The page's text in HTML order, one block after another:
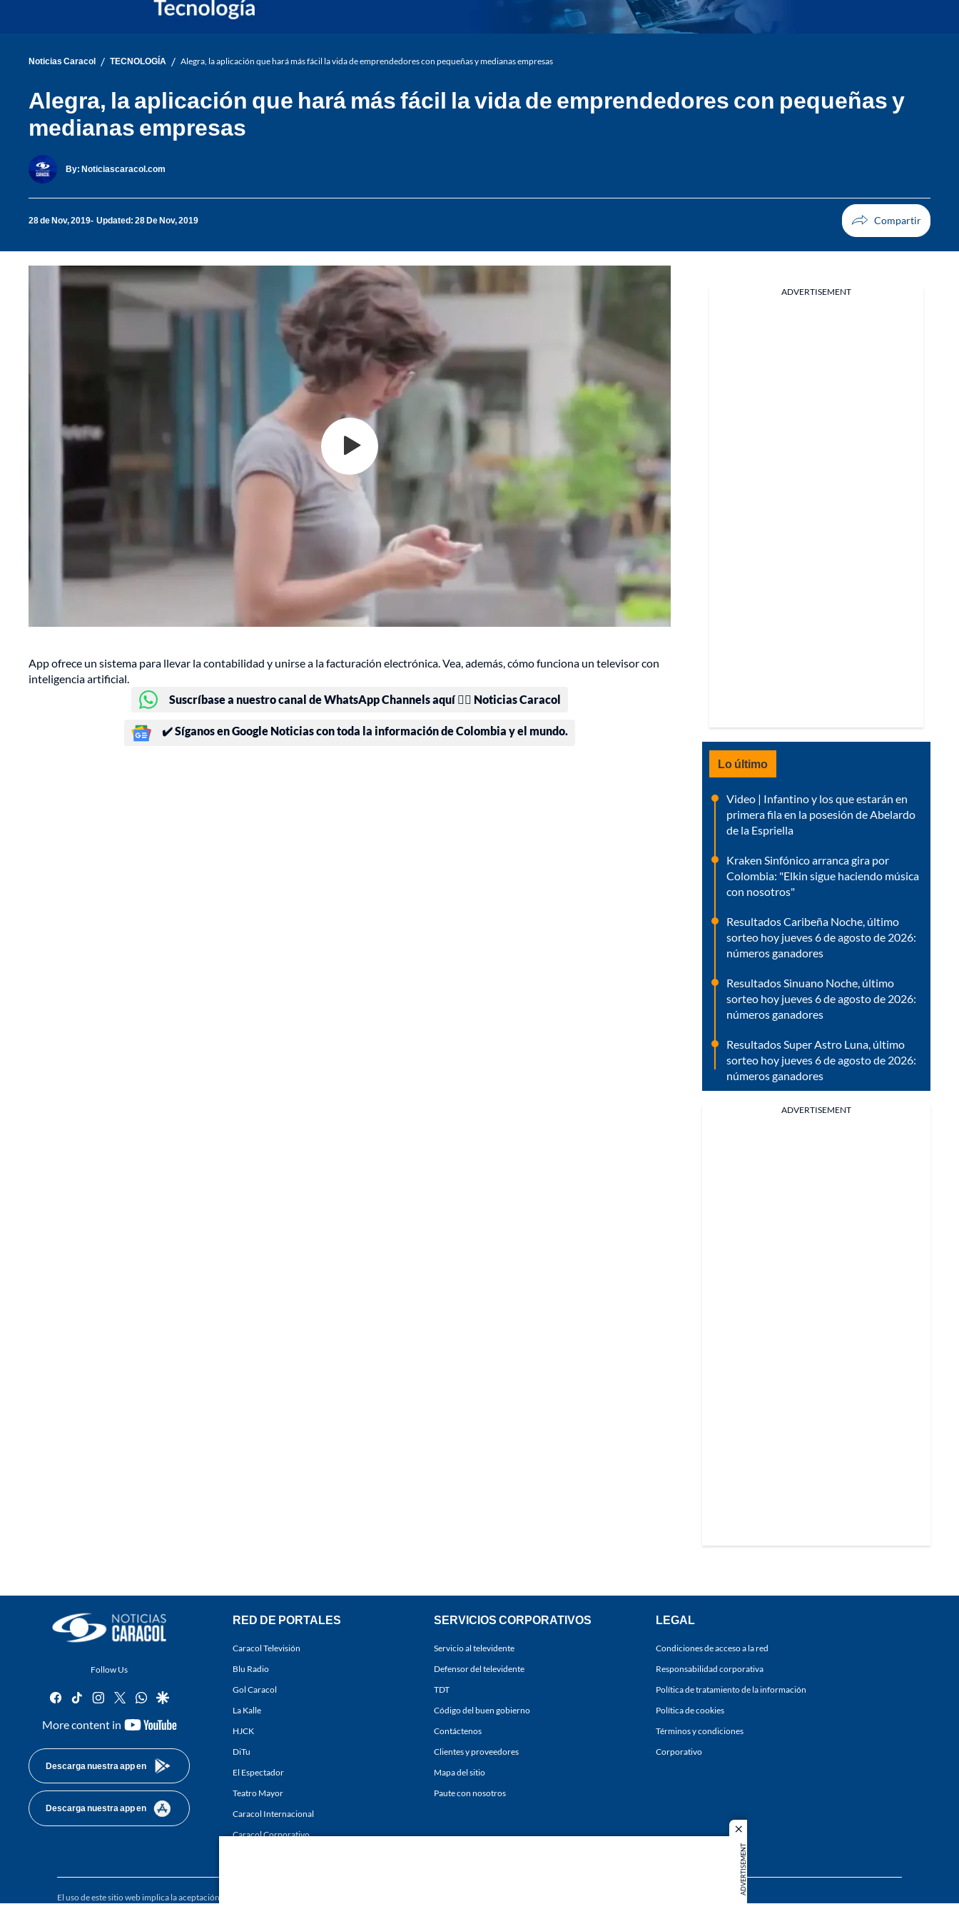
close
ADVERTISEMENT
Noticias Caracol / TECNOLOGÍA / Alegra, la aplicación que hará más fácil la vida de emprendedores con pequeñas y medianas empresas
Alegra, la aplicación que hará más fácil la vida de emprendedores con pequeñas y
medianas empresas
By: Noticiascaracol.com
28 de Nov, 2019 Updated: 28 De Nov, 2019
App ofrece un sistema para llevar la contabilidad y unirse a la facturación electrónica. Vea, además, cómo funciona un televisor con
inteligencia artificial.
Suscríbase a nuestro canal de WhatsApp Channels aquí 👉🏻 Noticias Caracol
✔️ Síganos en Google Noticias con toda la información de Colombia y el mundo.
ADVERTISEMENT
Lo último
Video | Infantino y los que estarán en
primera fila en la posesión de Abelardo
de la Espriella
Kraken Sinfónico arranca gira por
Colombia: "Elkin sigue haciendo música
con nosotros"
Resultados Caribeña Noche, último
sorteo hoy jueves 6 de agosto de 2026:
números ganadores
Resultados Sinuano Noche, último
sorteo hoy jueves 6 de agosto de 2026:
números ganadores
Resultados Super Astro Luna, último
sorteo hoy jueves 6 de agosto de 2026:
números ganadores
ADVERTISEMENT
Follow Us
facebook
tiktok instagram
twitterwhatsapp
google
More content in
youtube-
Descarga nuestra app en
Descarga nuestra app en
RED DE PORTALES
Caracol Televisión
Blu Radio
Gol Caracol
La Kalle
HJCK
DiTu
El Espectador
Teatro Mayor
Caracol Internacional
Caracol Corporativo
SERVICIOS CORPORATIVOS
Servicio al televidente
Defensor del televidente
TDT
Código del buen gobierno
Contáctenos
Clientes y proveedores
Mapa del sitio
Paute con nosotros
LEGAL
Condiciones de acceso a la red
Responsabilidad corporativa
Política de tratamiento de la información
Política de cookies
Términos y condiciones
Corporativo
El uso de este sitio web implica la aceptación de los